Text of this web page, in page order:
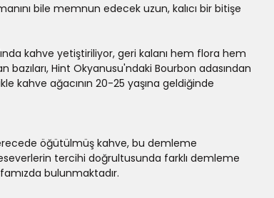
bile memnun edecek uzun, kalıcı bir bitişe
kahve yetiştiriliyor, geri kalanı hem flora hem
bazıları, Hint Okyanusu'ndaki Bourbon adasından
kahve ağacının 20-25 yaşına geldiğinde
öğütülmüş kahve, bu demleme
tercihi doğrultusunda farklı demleme
bulunmaktadır.